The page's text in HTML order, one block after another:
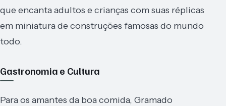
que encanta adultos e crianças com suas réplicas
em miniatura de construções famosas do mundo
todo.
Gastronomia e Cultura
Para os amantes da boa comida, Gramado